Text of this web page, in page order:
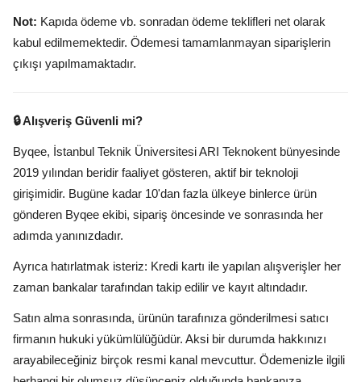
Not: Kapıda ödeme vb. sonradan ödeme teklifleri net olarak
kabul edilmemektedir. Ödemesi tamamlanmayan siparişlerin
çıkışı yapılmamaktadır.
🔒 Alışveriş Güvenli mi?
Byqee, İstanbul Teknik Üniversitesi ARI Teknokent bünyesinde
2019 yılından beridir faaliyet gösteren, aktif bir teknoloji
girişimidir. Bugüne kadar 10'dan fazla ülkeye binlerce ürün
gönderen Byqee ekibi, sipariş öncesinde ve sonrasında her
adımda yanınızdadır.
Ayrıca hatırlatmak isteriz: Kredi kartı ile yapılan alışverişler her
zaman bankalar tarafından takip edilir ve kayıt altındadır.
Satın alma sonrasında, ürünün tarafınıza gönderilmesi satıcı
firmanın hukuki yükümlülüğüdür. Aksi bir durumda hakkınızı
arayabileceğiniz birçok resmi kanal mevcuttur. Ödemenizle ilgili